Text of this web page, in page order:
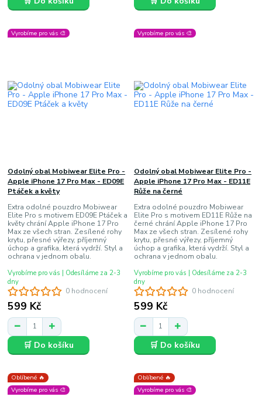
Vyrobíme pro vás 🎨
0 hodnocení
Odolný obal Mobiwear Elite Pro -
Apple iPhone 17 Pro Max - ED09E
Ptáček a květy
Extra odolné pouzdro Mobiwear
Elite Pro s motivem ED09E Ptáček a
květy chrání Apple iPhone 17 Pro
Max ze všech stran. Zesílené rohy
krytu, přesné výřezy, příjemný
úchop a grafika, která vydrží. Styl a
ochrana v jednom obalu.
599 Kč
Vyrobíme pro vás | Odesíláme za 2-3
dny
🛒 Do košíku
Vyrobíme pro vás 🎨
0 hodnocení
Odolný obal Mobiwear Elite Pro -
Apple iPhone 17 Pro Max - ED11E
Růže na černé
Extra odolné pouzdro Mobiwear
Elite Pro s motivem ED11E Růže na
černé chrání Apple iPhone 17 Pro
Max ze všech stran. Zesílené rohy
krytu, přesné výřezy, příjemný
úchop a grafika, která vydrží. Styl a
ochrana v jednom obalu.
599 Kč
Vyrobíme pro vás | Odesíláme za 2-3
dny
🛒 Do košíku
Oblíbené 🔥
Vyrobíme pro vás 🎨
Oblíbené 🔥
Vyrobíme pro vás 🎨